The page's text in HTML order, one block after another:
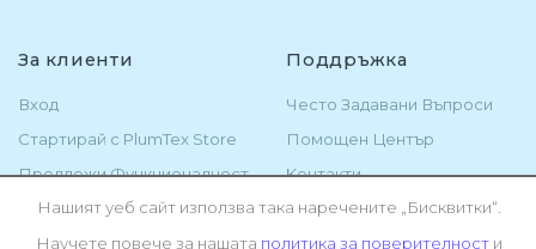
За клиенти
Вход
Стартирай с PlumTex Store
Предложи Функционалност
Поддръжка
Често Задавани Въпроси
Помощен Център
Kонтакти
Нашият уеб сайт използва така наречените „Бисквитки“.
Научете повече за нашата политика за поверителност и